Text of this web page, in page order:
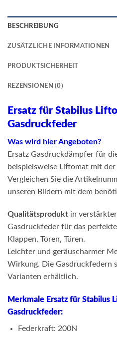
BESCHREIBUNG
ZUSÄTZLICHE INFORMATIONEN
PRODUKTSICHERHEIT
REZENSIONEN (0)
Ersatz für Stabilus
Gasdruckfeder
Was wird hier Angeboten?
Ersatz Gasdruckdämpfer für
beispielsweise Liftomat mit
Vergleichen Sie die
unseren Bildern mit dem
Qualitätsprodukt in
Gasdruckfeder für das
Klappen, Toren, Türen.
Leichter und geräuscharmer
Wirkung. Die Gasdruckfedern
Varianten erhältlich.
Merkmale Ersatz für Stabilus
Gasdruckfeder:
Federkraft: 200N